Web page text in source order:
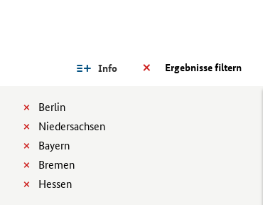
Ergebnisse filtern
Info
Berlin
Niedersachsen
Bayern
Bremen
Hessen